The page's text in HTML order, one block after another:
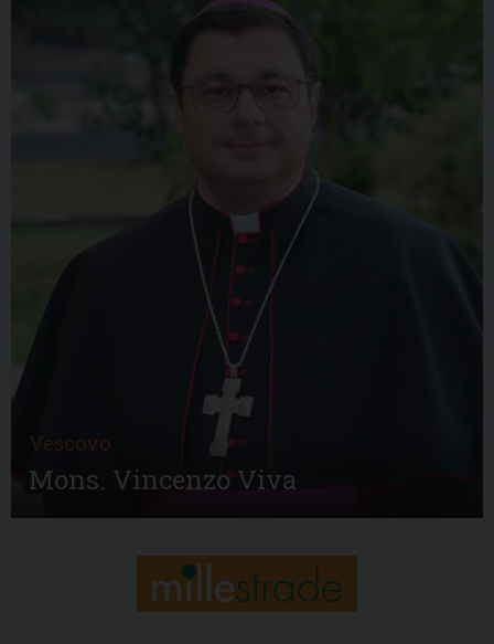
Vescovo
Mons. Vincenzo Viva